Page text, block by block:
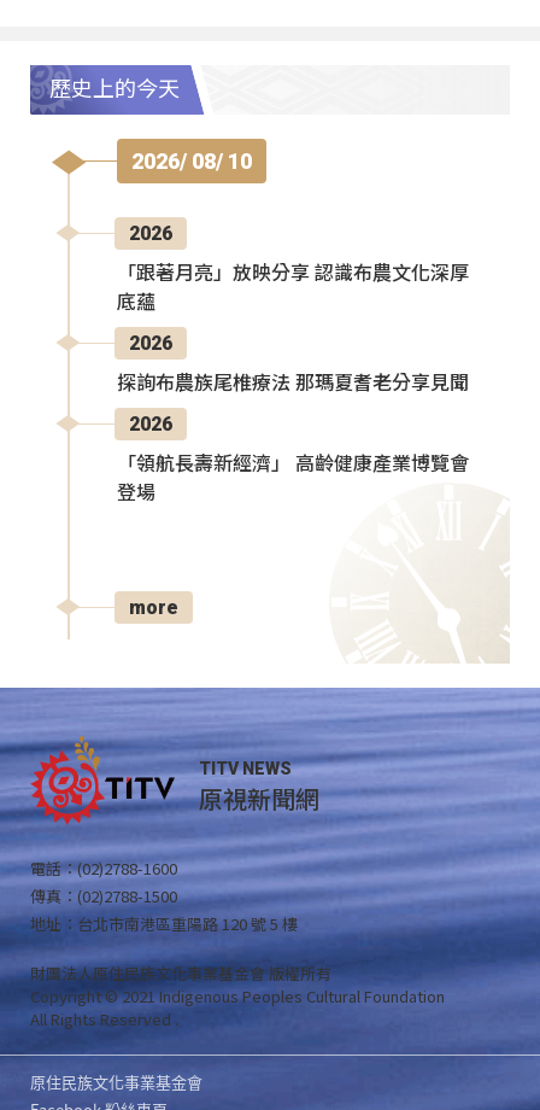
歷史上的今天
2026/ 08/ 10
2026
「跟著月亮」放映分享 認識布農文化深厚
底蘊
2026
探詢布農族尾椎療法 那瑪夏耆老分享見聞
2026
「領航長壽新經濟」 高齡健康產業博覽會
登場
more
TITV NEWS
原視新聞網
電話：(02)2788-1600
傳真：(02)2788-1500
地址：台北市南港區重陽路 120 號 5 樓
財團法人原住民族文化事業基金會 版權所有
Copyright © 2021 Indigenous Peoples Cultural Foundation
All Rights Reserved .
原住民族文化事業基金會